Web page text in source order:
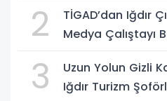
Geliştirme Eğitimi
2
TİGAD’dan Iğdır
Medya Çalıştayı
3
Uzun Yolun Gizli
Iğdır Turizm